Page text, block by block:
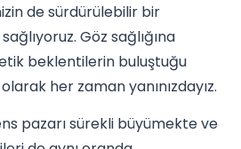
de sürdürülebilir bir
Göz sağlığına
beklentilerin buluştuğu
her zaman yanınızdayız.
pazarı sürekli büyümekte ve